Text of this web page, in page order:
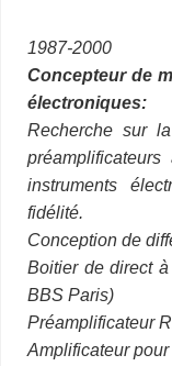
1987-2000
Concepteur de
électroniques:
Recherche sur
instruments
fidélité.
Conception de
Boitier de direct
BBS Paris)
Préamplificateur
Amplificateur